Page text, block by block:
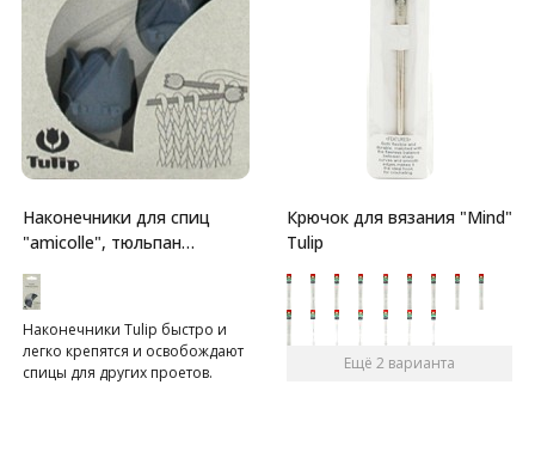
Наконечники для спиц
"amicolle", тюльпан
Наконечники Tulip быстро и
легко крепятся и освобождают
спицы для других проетов.
Крючок для вязания "Mind"
Tulip
Ещё 2 варианта